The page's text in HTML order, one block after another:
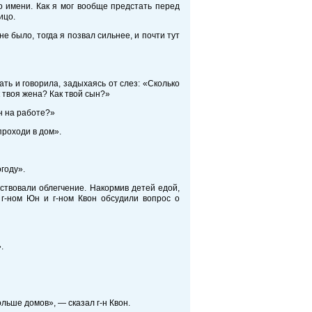
Как я мог вообще предстать перед
было, тогда я позвал сильнее, и почти тут
и говорила, задыхаясь от слез: «Сколько
жена? Как твой сын?»
на работе?»
в дом».
облегчение. Накормив детей едой,
ном Юн и г-ном Квон обсудили вопрос о
домов», — сказал г-н Квон.